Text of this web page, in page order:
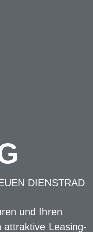
DIENSTRAD
und Ihren
Leasing-